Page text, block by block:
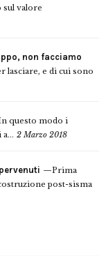
sul valore
non facciamo
lasciare, e di cui sono
questo modo i
2 Marzo 2018
Prima
post-sisma